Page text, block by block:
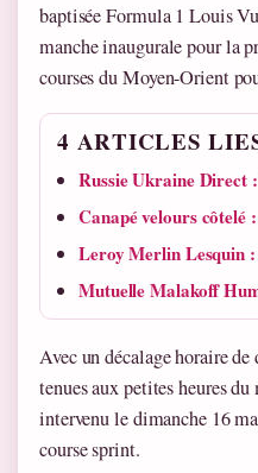
baptisée Formula 1 Louis
manche inaugurale pour la
courses du Moyen-Orient
4 ARTICLES
Russie Ukraine Direct
Canapé velours côtelé
Leroy Merlin Lesquin :
Mutuelle Malakoff
Avec un décalage horaire
tenues aux petites heures
intervenu le dimanche 16
course sprint.